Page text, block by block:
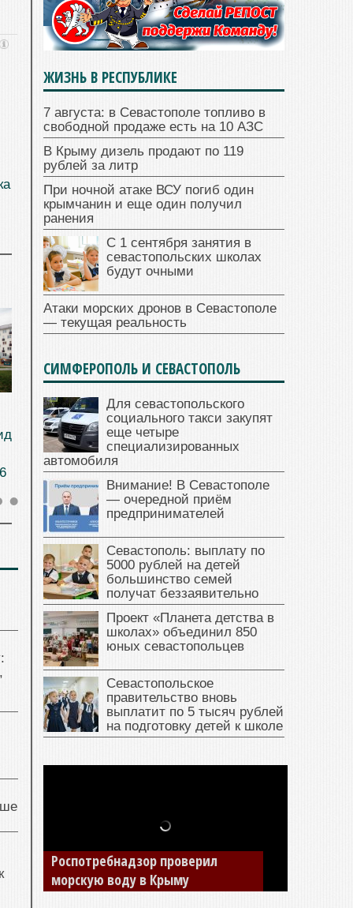
ЖИЗНЬ В РЕСПУБЛИКЕ
7 августа: в Севастополе топливо в
свободной продаже есть на 10 АЗС
В Крыму дизель продают по 119
рублей за литр
При ночной атаке ВСУ погиб один
крымчанин и еще один получил
ранения
С 1 сентября занятия в
севастопольских школах
будут очными
Атаки морских дронов в Севастополе
— текущая реальность
СИМФЕРОПОЛЬ И СЕВАСТОПОЛЬ
Для севастопольского
социального такси закупят
еще четыре
специализированных
автомобиля
Внимание! В Севастополе
— очередной приём
предпринимателей
Севастополь: выплату по
5000 рублей на детей
большинство семей
получат беззаявительно
Проект «Планета детства в
школах» объединил 850
юных севастопольцев
Севастопольское
правительство вновь
выплатит по 5 тысяч рублей
на подготовку детей к школе
Роспотребнадзор проверил
морскую воду в Крыму